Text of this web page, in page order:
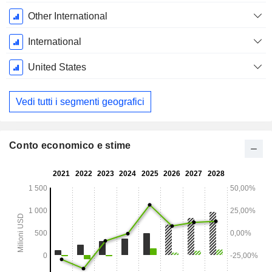
Other International
International
United States
Vedi tutti i segmenti geografici
Conto economico e stime